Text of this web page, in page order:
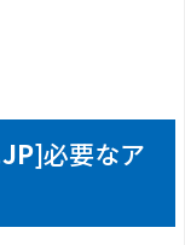
必要なア